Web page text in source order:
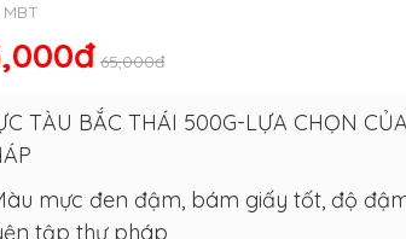
MBT
65,000đ
TÀU BẮC THÁI 500G-LỰA CHỌN
mực đen đậm, bám giấy tốt, độ
tập thư pháp